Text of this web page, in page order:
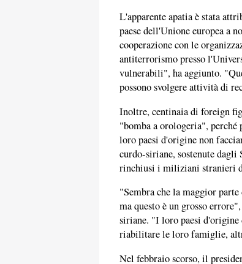
L'apparente apatia è stata
paese dell'Unione europea a
cooperazione con le
antiterrorismo presso
vulnerabili", ha aggiunto.
possono svolgere attività di
Inoltre, centinaia di foreign
"bomba a orologeria", perché
loro paesi d'origine non
curdo-siriane, sostenute
rinchiusi i miliziani stranieri
"Sembra che la maggior
ma questo è un grosso errore",
siriane. "I loro paesi d'origine
riabilitare le loro famiglie,
Nel febbraio scorso, il